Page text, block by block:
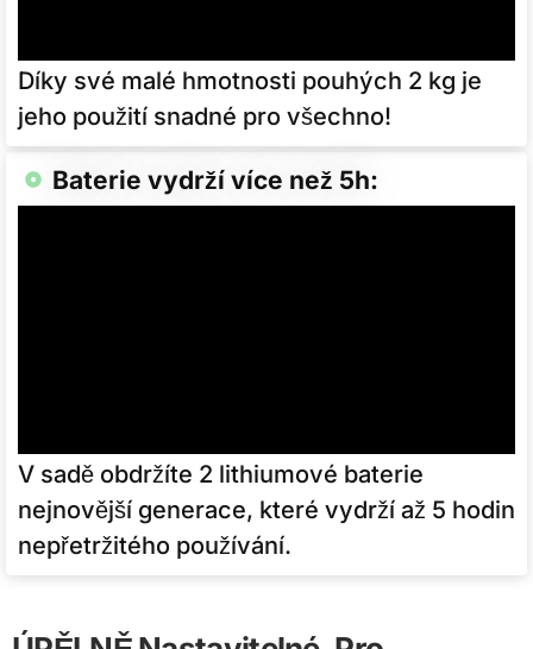
Díky své malé hmotnosti pouhých 2 kg je
jeho použití snadné pro všechno!
Baterie vydrží více než 5h:
V sadě obdržíte 2 lithiumové baterie
nejnovější generace, které vydrží až 5 hodin
nepřetržitého používání.